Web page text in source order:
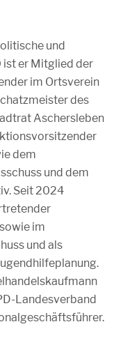
und
ist er Mitglied der
im Ortsverein
des
Aschersleben
dem
und dem
Seit 2024
im
und als
Landesverband